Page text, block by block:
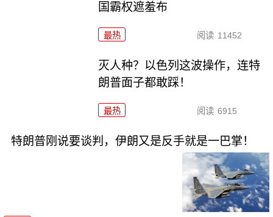
国霸权遮羞布
最热 阅读 11452
灭人种？以色列这波操作，连特
朗普面子都敢踩！
最热 阅读 6915
特朗普刚说要谈判，伊朗又是反手就是一巴掌！